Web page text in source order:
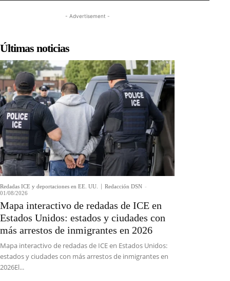
- Advertisement -
Últimas noticias
Redadas ICE y deportaciones en EE. UU. Redacción DSN -
01/08/2026
Mapa interactivo de redadas de ICE en
Estados Unidos: estados y ciudades con
más arrestos de inmigrantes en 2026
Mapa interactivo de redadas de ICE en Estados Unidos:
estados y ciudades con más arrestos de inmigrantes en
2026El...